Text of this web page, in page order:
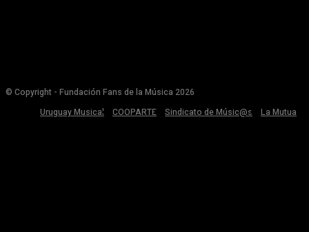
© Copyright - Fundación Fans de la Música 2026
Uruguay Musical
COOPARTE Sindicato de Músic@s La Mutua